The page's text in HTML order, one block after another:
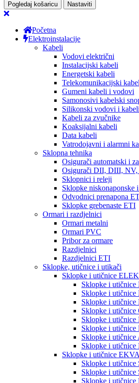
Pogledaj košaricu Nastaviti
Početna
Elektroinstalacije
Kabeli
Vodovi električni
Instalacijski kabeli
Energetski kabeli
Telekomunikacijski
Gumeni kabeli i vodovi
Samonosivi kabelski
Silikonski vodovi i kabeli
Kabeli za zvučnike
Koaksijalni kabeli
Data kabeli
Vatrodojavni i alarmni
Sklopna tehnika
Osigurači automatski i
Osigurači DII, DIII, NV,
Sklopnici i releji
Sklopke niskonaponske
Odvodnici prenapona
Sklopke grebenaste ETI
Ormari i razdjelnici
Ormari metalni
Ormari PVC
Pribor za ormare
Razdjelnici
Razdjelnici ETI
Sklopke, utičnice i utikači
Sklopke i utičnice
Sklopke i
Sklopke i
Sklopke i
Sklopke i utičnice
Sklopke i
Sklopke i utičnice
Sklopke i utičnice
Sklopke i
Sklopke i utičnice EKVA
Sklopke i
Sklopke i
Sklopke i